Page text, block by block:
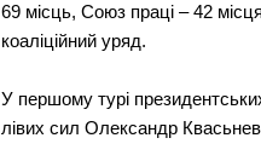
69 місць, Союз праці – 42
коаліційний уряд.
У першому турі
лівих сил Олександр